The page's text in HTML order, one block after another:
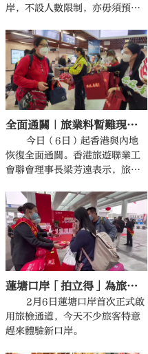
岸，不設人數限制，亦毋須預
委員會主席陳月明等一行30人早
上約9時到香園圍管制站現場視察
通關情況，隨後親身過關到深圳
蓮塘口岸。
全面通關｜旅業料暫難現大型旅團 今年生意回復至疫前三成
今日（6日）起香港與內地
恢復全面通關。香港旅遊聯業工
會聯會理事長梁芳遠表示，旅遊
但很難期望一下子回到2019年之
前的情況，樂觀預計今年生意能
回復至疫情前的三成。
蓮塘口岸「拍立得」為旅客留下珍貴瞬間
2月6日蓮塘口岸首次正式啟
用旅檢通道，今天不少旅客特意
趕來體驗新口岸。